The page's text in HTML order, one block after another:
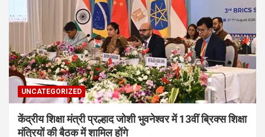
UNCATEGORIZED
केंद्रीय शिक्षा मंत्री प्रल्हाद जोशी भुवनेश्वर में 13वीं ब्रिक्स शिक्षा
मंत्रियों की बैठक में शामिल होंगे